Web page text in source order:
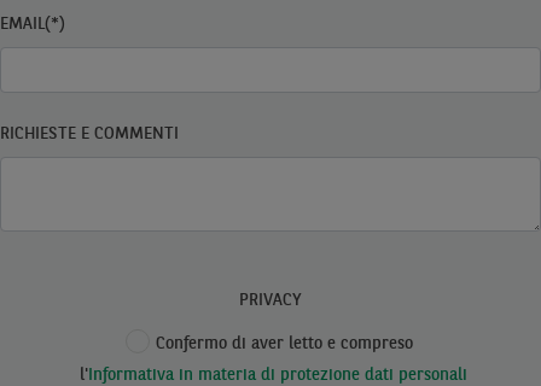
EMAIL(*)
RICHIESTE E COMMENTI
PRIVACY
Confermo di aver letto e compreso
l'Informativa in materia di protezione dati personali